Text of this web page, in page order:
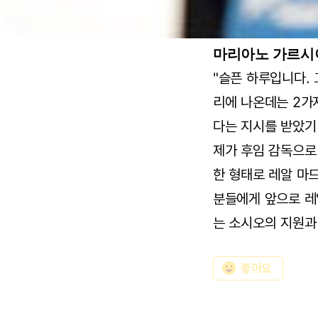
마리아노 가르
"슬픈 하루입니다.
리에 나온데는 2
다는 지시를 받았
제가 후임 감독으
한 형태로 레알 마
분들에게 앞으로
는 소시오의 지원
emoji_emotions 좋아요